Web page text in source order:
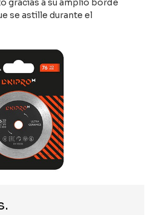
gracias a su amplio borde
se astille durante el